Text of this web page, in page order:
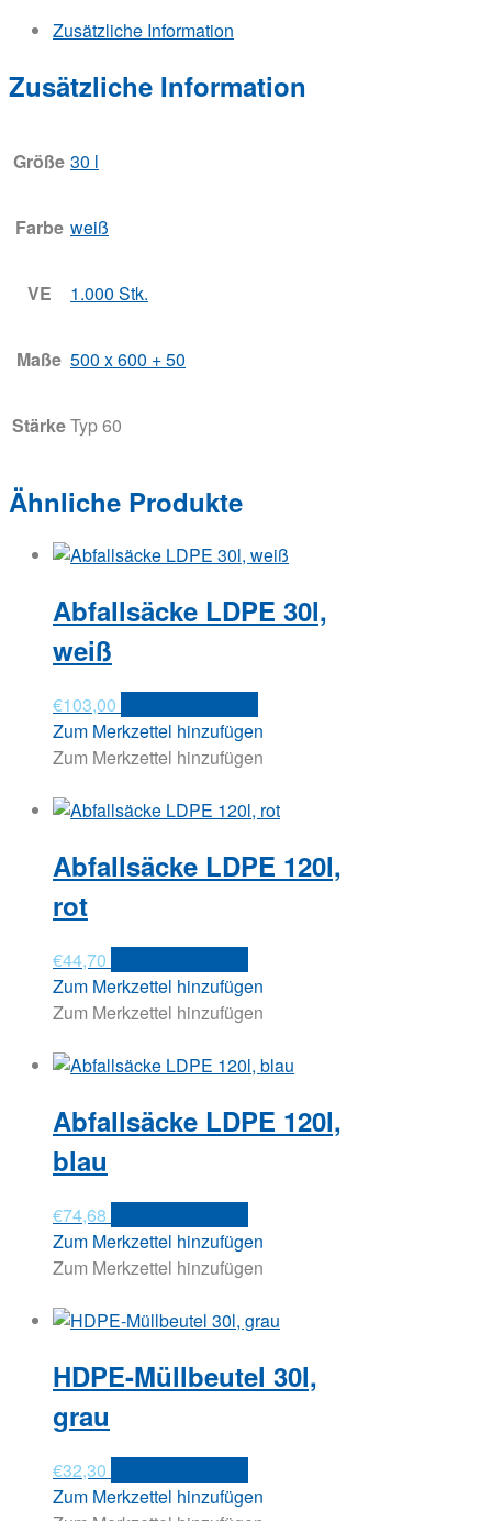
Zusätzliche Information
Zusätzliche Information
Größe 30 l
Farbe weiß
VE 1.000 Stk.
Maße 500 x 600 + 50
StärkeTyp 60
Ähnliche Produkte
Abfallsäcke LDPE 30l,
weiß
€103,00
Zum Merkzettel hinzufügen
Zum Merkzettel hinzufügen
Abfallsäcke LDPE 120l,
rot
€44,70
Zum Merkzettel hinzufügen
Zum Merkzettel hinzufügen
Abfallsäcke LDPE 120l,
blau
€74,68
Zum Merkzettel hinzufügen
Zum Merkzettel hinzufügen
HDPE-Müllbeutel 30l,
grau
€32,30
Zum Merkzettel hinzufügen